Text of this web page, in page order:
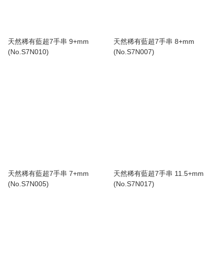
天然稀有藍超7手串 9+mm
(No.S7N010)
天然稀有藍超7手串 8+mm
(No.S7N007)
天然稀有藍超7手串 7+mm
(No.S7N005)
天然稀有藍超7手串 11.5+mm
(No.S7N017)